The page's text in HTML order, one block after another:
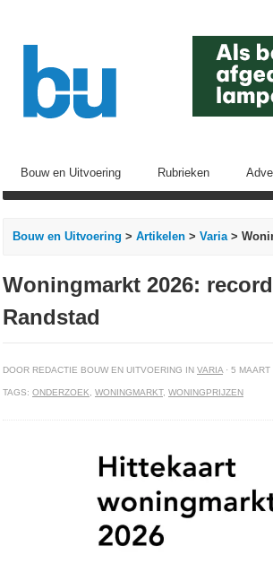
Bouw en Uitvoering Rubrieken
Bouw en Uitvoering > Artikelen > Varia >
Woningmarkt 2026:
Randstad
DOOR REDACTIE BOUW EN UITVOERING IN VARIA · 5
TAGS: ONDERZOEK WONINGMARKT, WONINGPRIJZEN